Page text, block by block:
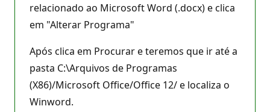
relacionado ao Microsoft Word (.docx) e clica
em "Alterar Programa"
Após clica em Procurar e teremos que ir até a
pasta C:\Arquivos de Programas
(X86)/Microsoft Office/Office 12/ e localiza o
Winword.